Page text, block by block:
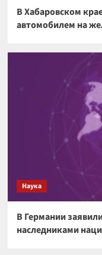
В Хабаровском
автомобилем на
Наука
В Германии
наследниками